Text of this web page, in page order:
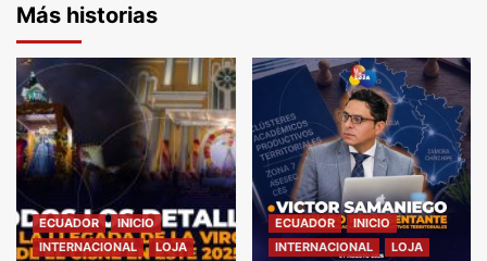
Más historias
ECUADOR
INICIO
INTERNACIONAL
LOJA
ECUADOR
INICIO
INTERNACIONAL
LOJA